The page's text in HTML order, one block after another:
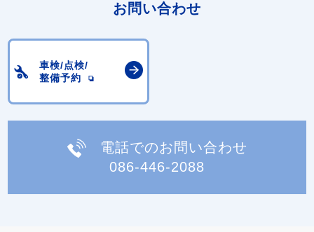
お問い合わせ
車検/点検/
整備予約
電話でのお問い合わせ
086-446-2088